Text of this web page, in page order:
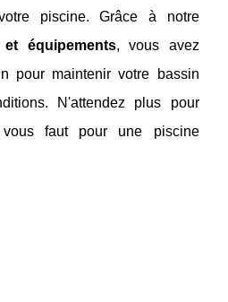
piscine. Grâce à notre
équipements, vous avez
pour maintenir votre bassin
N'attendez plus pour
faut pour une piscine